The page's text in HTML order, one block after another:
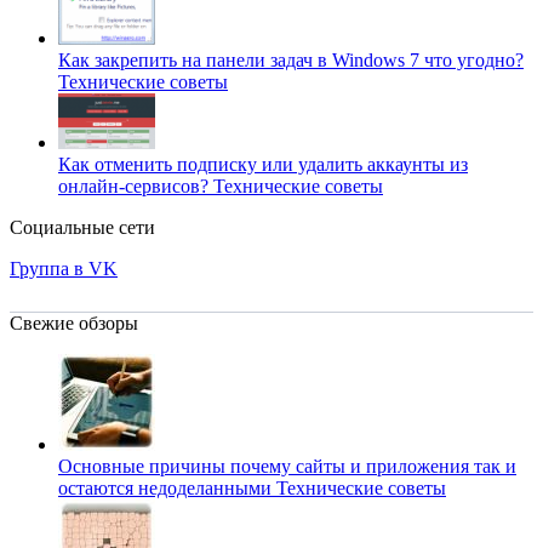
Как закрепить на панели задач в Windows 7 что угодно?
Технические советы
Как отменить подписку или удалить аккаунты из
онлайн-сервисов? Технические советы
Социальные сети
Группа в VK
Свежие обзоры
Основные причины почему сайты и приложения так и
остаются недоделанными Технические советы